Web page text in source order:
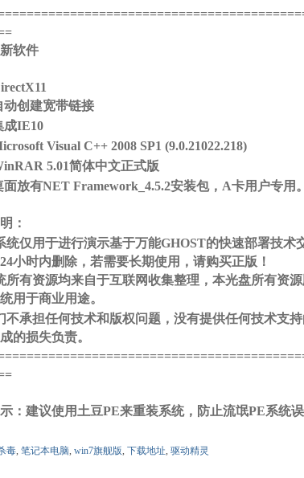
软件
动创建宽带链接
成IE10
Visual C++ 2008 SP1 (9.0.21022.218)
5.01简体中文正式版
面放有NET Framework_4.5.2安装包，A卡用户专用
：
统仅用于进行演示基于万能GHOST的快速部署技
小时内删除，若需要长期使用，请购买正版！
所有资源均来自于互联网收集整理，本光盘所有资
用于商业用途。
不承担任何技术和版权问题，没有提供任何技术支
的损失负责。
：建议使用土豆PE来重装系统，防止流氓PE系统
毒, 笔记本电脑, win7旗舰版, 下载地址, 驱动精灵